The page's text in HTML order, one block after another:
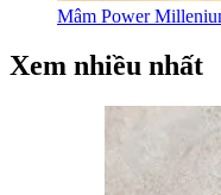
Mâm Power
Xem nhiều nhất